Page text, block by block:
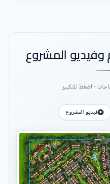
وفيديو المشروع
- اضغط للتكبير
فيديو المشروع